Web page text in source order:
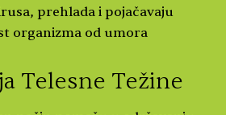
prehlada i pojačavaju
organizma od umora
Telesne Težine